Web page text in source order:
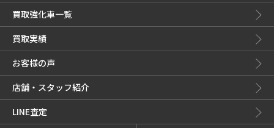
買取強化車一覧
買取実績
お客様の声
店舗・スタッフ紹介
LINE査定